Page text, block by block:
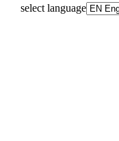
select language